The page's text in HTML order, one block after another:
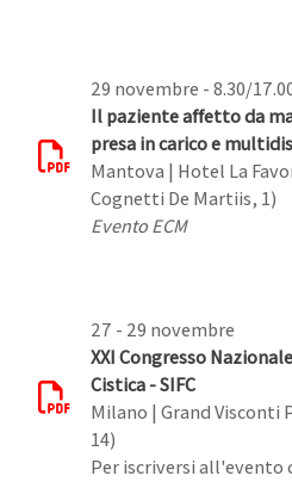
29 novembre - 8.30/
Il paziente affetto da
presa in carico e
Mantova | Hotel La
Cognetti De Martiis, 1)
Evento ECM
27 - 29 novembre
XXI Congresso
Cistica - SIFC
Milano | Grand Visconti
14)
Per iscriversi all'evento